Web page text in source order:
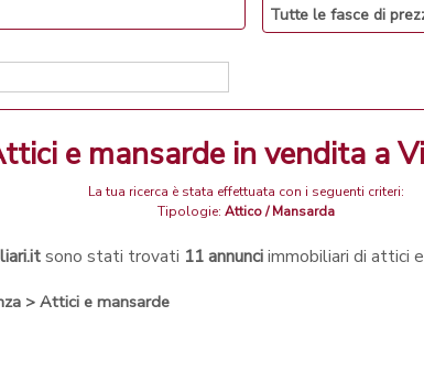
attici e mansarde in vendita a
La tua ricerca è stata effettuata con i seguenti criteri:
Tipologie: Attico / Mansarda
sono stati trovati 11 annunciimmobiliari di attici
> Attici e mansarde